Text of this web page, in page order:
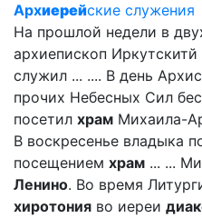
Архиерейские служения
На прошлой недели в
архиепископ
служил ... .... В день
прочих Небесных Сил
посетил храм Михаила-
В воскресенье владыка
посещением храм ... ...
Ленино. Во время
хиротония во иереи